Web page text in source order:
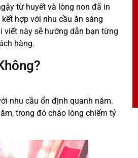
từ huyết và lòng non đã in
hợp với nhu cầu ăn sáng
viết này sẽ hướng dẫn bạn từng
hàng.
nhu cầu ổn định quanh năm.
trong đó cháo lòng chiếm tỷ